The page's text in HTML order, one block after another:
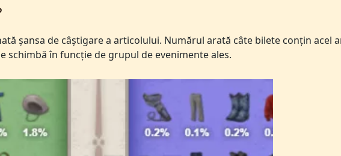
șansa de câștigare a articolului. Numărul arată câte bilete conțin acel
schimbă în funcție de grupul de evenimente ales.